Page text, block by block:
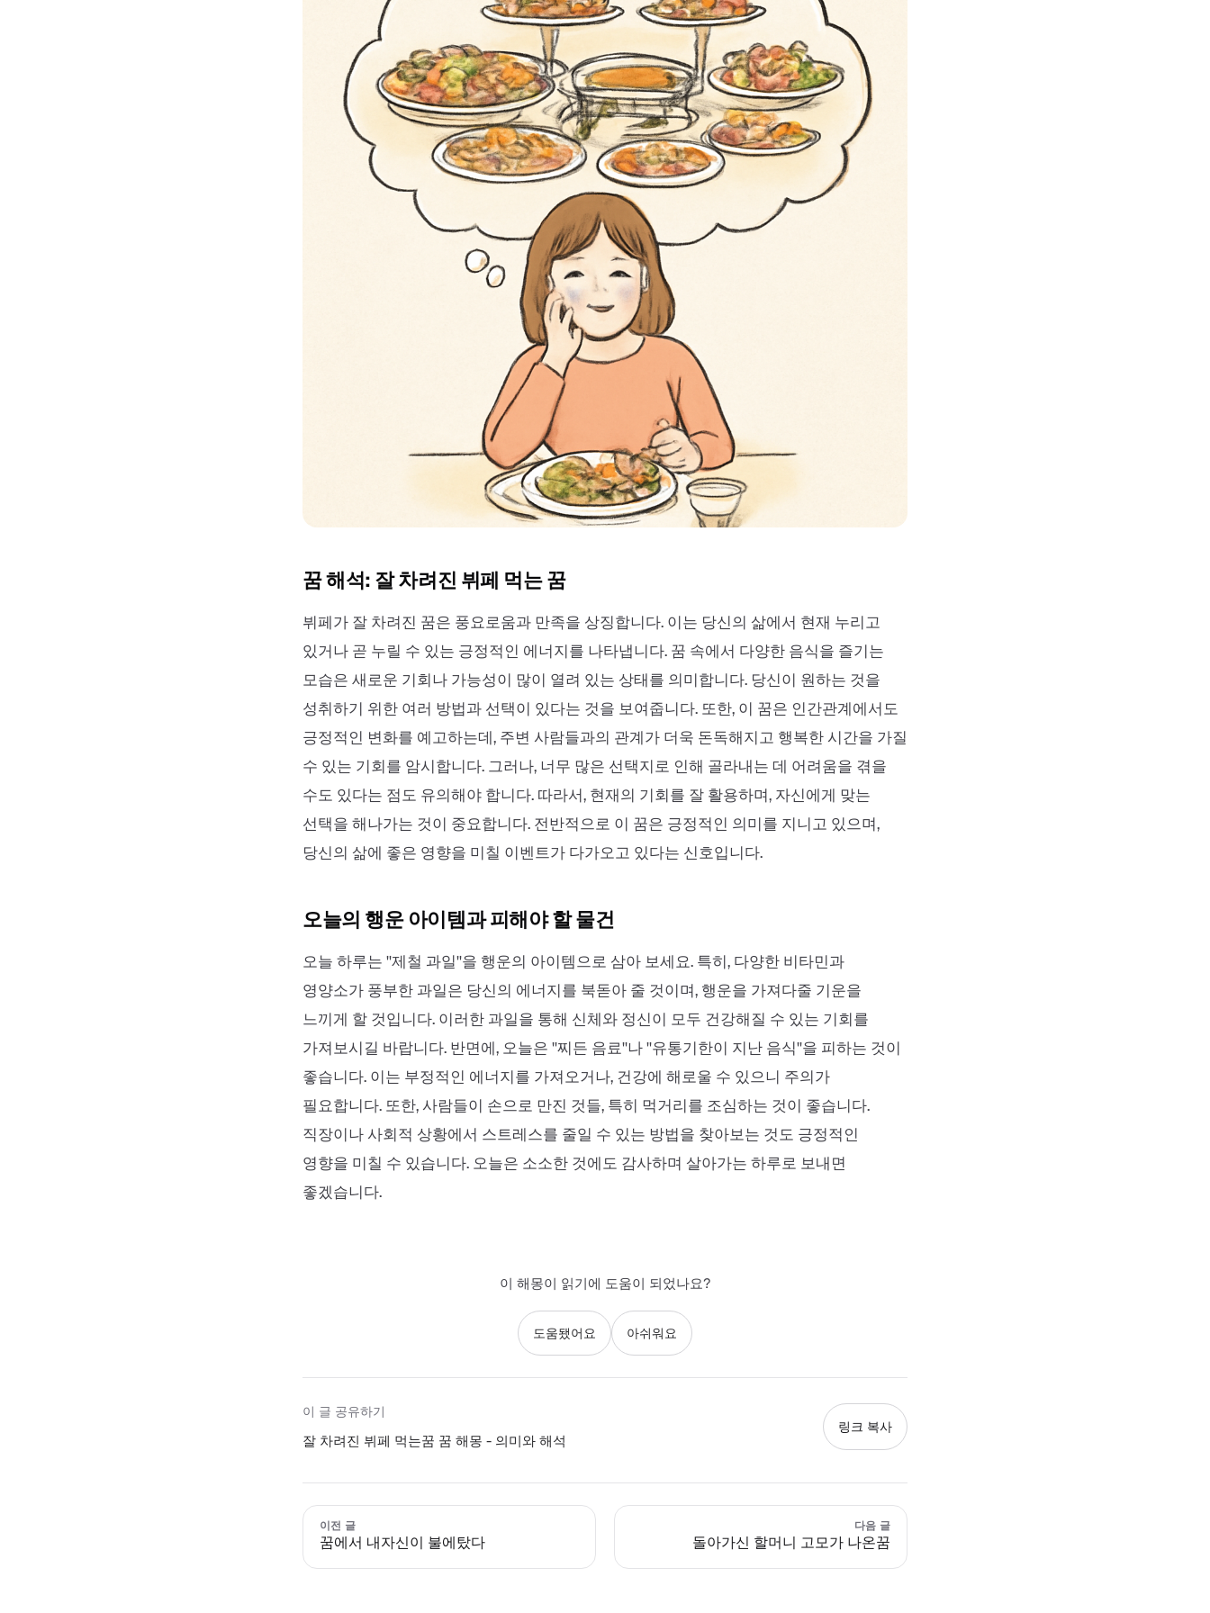
꿈 해석: 잘 차려진 뷔페 먹는 꿈
뷔페가 잘 차려진 꿈은 풍요로움과 만족을 상징합니다. 이는 당신의 삶에서 현재 누리고
있거나 곧 누릴 수 있는 긍정적인 에너지를 나타냅니다. 꿈 속에서 다양한 음식을 즐기는
모습은 새로운 기회나 가능성이 많이 열려 있는 상태를 의미합니다. 당신이 원하는 것을
성취하기 위한 여러 방법과 선택이 있다는 것을 보여줍니다. 또한, 이 꿈은 인간관계에서도
긍정적인 변화를 예고하는데, 주변 사람들과의 관계가 더욱 돈독해지고 행복한 시간을 가질
수 있는 기회를 암시합니다. 그러나, 너무 많은 선택지로 인해 골라내는 데 어려움을 겪을
수도 있다는 점도 유의해야 합니다. 따라서, 현재의 기회를 잘 활용하며, 자신에게 맞는
선택을 해나가는 것이 중요합니다. 전반적으로 이 꿈은 긍정적인 의미를 지니고 있으며,
당신의 삶에 좋은 영향을 미칠 이벤트가 다가오고 있다는 신호입니다.
오늘의 행운 아이템과 피해야 할 물건
오늘 하루는 ''제철 과일''을 행운의 아이템으로 삼아 보세요. 특히, 다양한 비타민과
영양소가 풍부한 과일은 당신의 에너지를 북돋아 줄 것이며, 행운을 가져다줄 기운을
느끼게 할 것입니다. 이러한 과일을 통해 신체와 정신이 모두 건강해질 수 있는 기회를
가져보시길 바랍니다. 반면에, 오늘은 ''찌든 음료''나 ''유통기한이 지난 음식''을 피하는 것이
좋습니다. 이는 부정적인 에너지를 가져오거나, 건강에 해로울 수 있으니 주의가
필요합니다. 또한, 사람들이 손으로 만진 것들, 특히 먹거리를 조심하는 것이 좋습니다.
직장이나 사회적 상황에서 스트레스를 줄일 수 있는 방법을 찾아보는 것도 긍정적인
영향을 미칠 수 있습니다. 오늘은 소소한 것에도 감사하며 살아가는 하루로 보내면
좋겠습니다.
이 해몽이 읽기에 도움이 되었나요?
도움됐어요 아쉬워요
이 글 공유하기
잘 차려진 뷔페 먹는꿈 꿈 해몽 - 의미와 해석
링크 복사
이전 글
꿈에서 내자신이 불에탔다
다음 글
돌아가신 할머니 고모가 나온꿈